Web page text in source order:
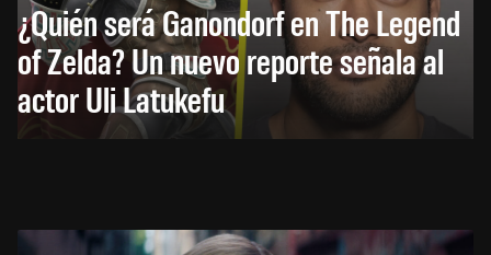
¿Quién será Ganondorf en The Legend
of Zelda? Un nuevo reporte señala al
actor Uli Latukefu